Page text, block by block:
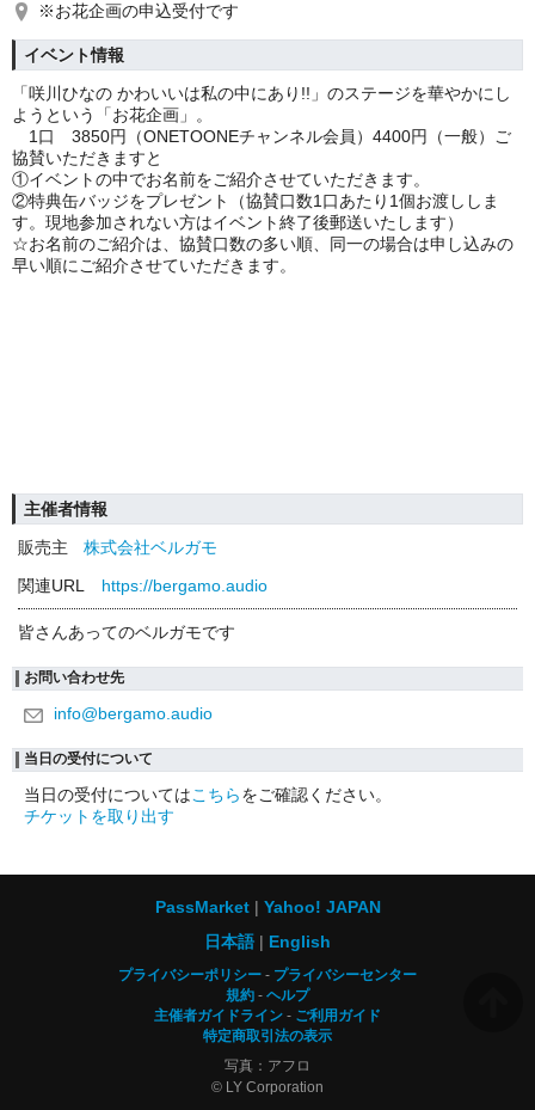
※お花企画の申込受付です
イベント情報
「咲川ひなの かわいいは私の中にあり!!」のステージを華やかにし
ようという「お花企画」。
1口 3850円（ONETOONEチャンネル会員）4400円（一般）ご
協賛いただきますと
①イベントの中でお名前をご紹介させていただきます。
②特典缶バッジをプレゼント（協賛口数1口あたり1個お渡ししま
す。現地参加されない方はイベント終了後郵送いたします）
☆お名前のご紹介は、協賛口数の多い順、同一の場合は申し込みの
早い順にご紹介させていただきます。
主催者情報
販売主
株式会社ベルガモ
関連URL
https://bergamo.audio
皆さんあってのベルガモです
お問い合わせ先
info@bergamo.audio
当日の受付について
当日の受付についてはこちらをご確認ください。
チケットを取り出す
PassMarket
Yahoo! JAPAN
日本語
English
プライバシーポリシー
プライバシーセンター
規約
ヘルプ
主催者ガイドライン
ご利用ガイド
特定商取引法の表示
写真：アフロ
© LY Corporation